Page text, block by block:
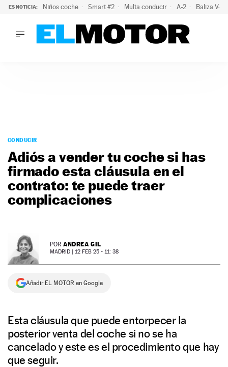
ES NOTICIA: Niños coche Smart #2 Multa conducir A-2 Baliza V-
PODCAST
MOTOS
TECNOLOGÍA
SUPERCOCHES
NEWSLETTER
CONDUCIR
Adiós a vender tu coche si has
firmado esta cláusula en el
contrato: te puede traer
complicaciones
POR ANDREA GIL
MADRID | 12 FEB 25 - 11: 38
Añadir EL MOTOR en Google
Esta cláusula que puede entorpecer la
posterior venta del coche si no se ha
cancelado y este es el procedimiento que hay
que seguir.